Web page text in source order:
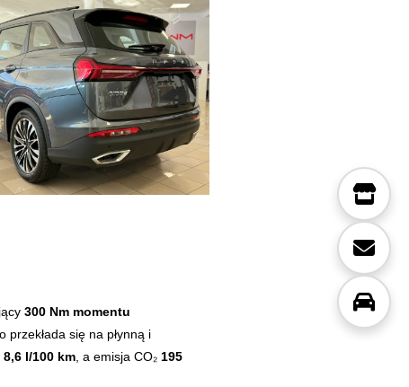
300 Nm momentu
przekłada się na płynną i
8,6 l/100 km , a emisja CO₂ 195